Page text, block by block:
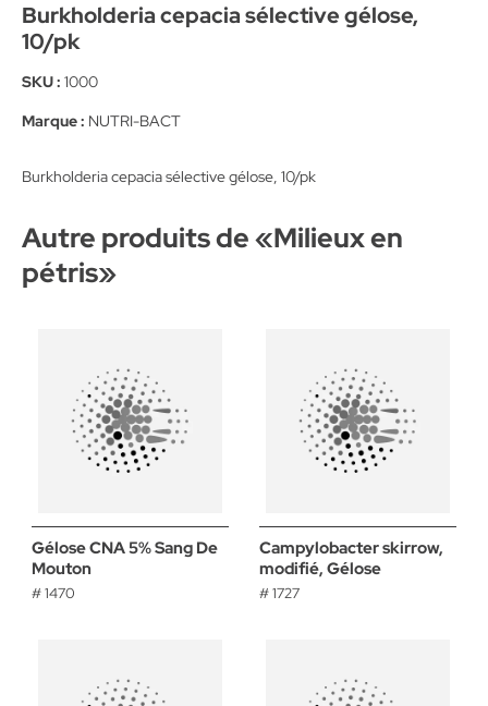
Burkholderia cepacia sélective gélose,
10/pk
SKU : 1000
Marque : NUTRI-BACT
Burkholderia cepacia sélective gélose, 10/pk
Autre produits de «Milieux en
pétris»
Gélose CNA 5% Sang De
Mouton
# 1470
Campylobacter skirrow,
modifié, Gélose
# 1727